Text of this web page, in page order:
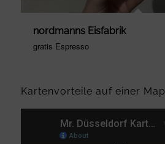
nordmanns Eisfabrik
gratis Espresso
Kartenvorteile auf einer Map